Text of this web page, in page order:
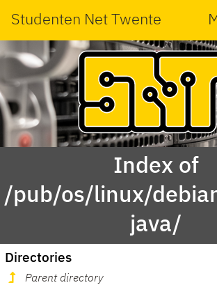
Studenten Net Twente
Index of
/pub/os/linux/
java/
Directories
Parent directory